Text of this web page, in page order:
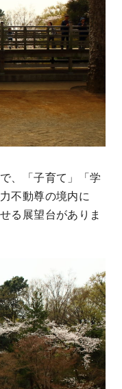
、「子育て」「学
不動尊の境内に
る展望台がありま